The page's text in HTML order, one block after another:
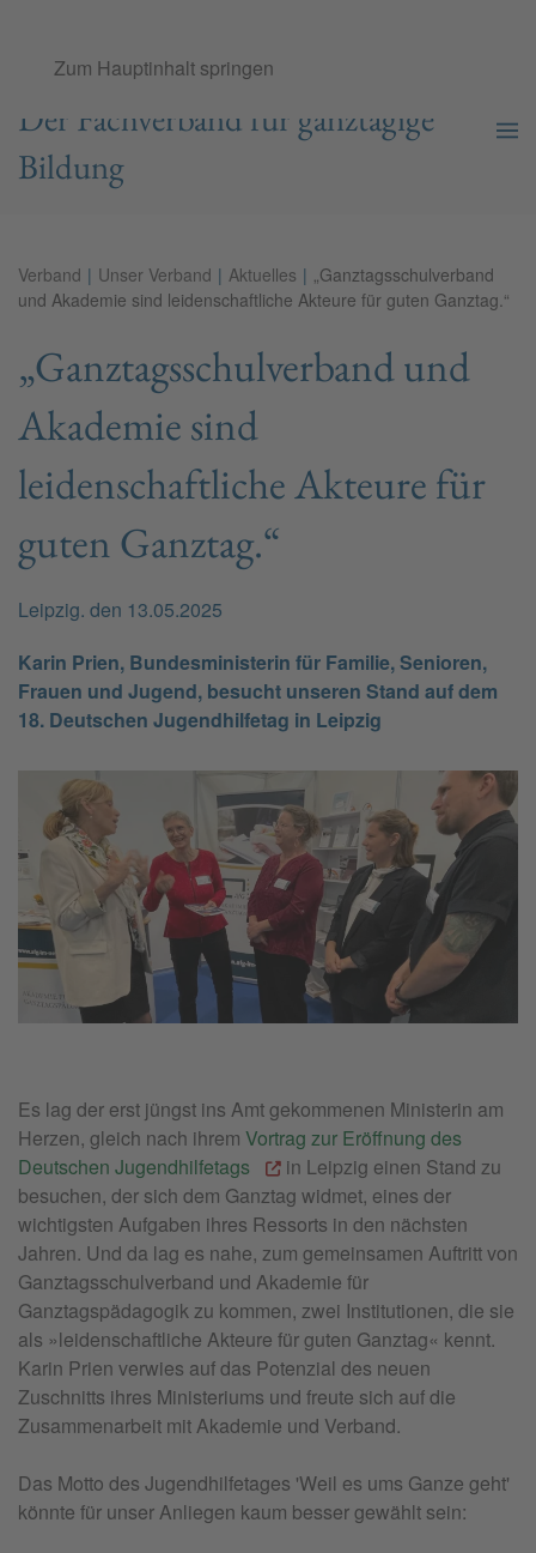
Zum Hauptinhalt springen
Ganztags­schul­verband e.V.
Der Fachverband für ganztägige
Bildung
Verband Unser Verband Aktuelles
„Ganztagsschulverband
und Akademie sind leidenschaftliche Akteure für guten Ganztag.“
„Ganztagsschulverband und
Akademie sind
leidenschaftliche Akteure für
guten Ganztag.“
Leipzig. den 13.05.2025
Karin Prien, Bundesministerin für Familie, Senioren,
Frauen und Jugend, besucht unseren Stand auf dem
18. Deutschen Jugendhilfetag in Leipzig
Es lag der erst jüngst ins Amt gekommenen Ministerin am
Herzen, gleich nach ihrem Vortrag zur Eröffnung des
Deutschen Jugendhilfetags
in Leipzig einen Stand zu
besuchen, der sich dem Ganztag widmet, eines der
wichtigsten Aufgaben ihres Ressorts in den nächsten
Jahren. Und da lag es nahe, zum gemeinsamen Auftritt von
Ganztagsschulverband und Akademie für
Ganztagspädagogik zu kommen, zwei Institutionen, die sie
als »leidenschaftliche Akteure für guten Ganztag« kennt.
Karin Prien verwies auf das Potenzial des neuen
Zuschnitts ihres Ministeriums und freute sich auf die
Zusammenarbeit mit Akademie und Verband.
Das Motto des Jugendhilfetages 'Weil es ums Ganze geht'
könnte für unser Anliegen kaum besser gewählt sein: